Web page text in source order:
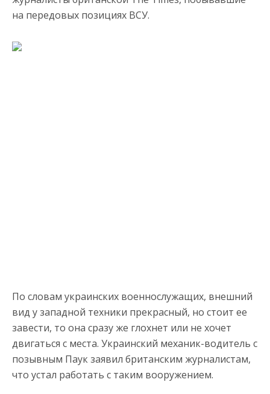
на передовых позициях ВСУ.
По словам украинских военнослужащих, внешний
вид у западной техники прекрасный, но стоит ее
завести, то она сразу же глохнет или не хочет
двигаться с места. Украинский механик-водитель с
позывным Паук заявил британским журналистам,
что устал работать с таким вооружением.